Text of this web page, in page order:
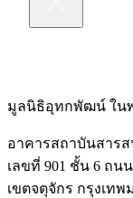
มูลนิธิอุทกพัฒน์ ใน
อาคารสถาบันสาร
เลขที่ 901 ชั้น 6 ถน
เขตจตุจักร กรุงเทพ